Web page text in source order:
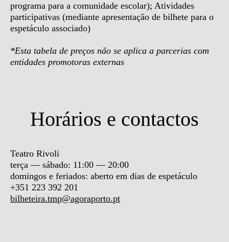
programa para a comunidade escolar); Atividades
participativas (mediante apresentação de bilhete para o
espetáculo associado)
*Esta tabela de preços não se aplica a parcerias com
entidades promotoras externas
Horários e contactos
Teatro Rivoli
terça — sábado: 11:00 — 20:00
domingos e feriados: aberto em dias de espetáculo
+351 223 392 201
bilheteira.tmp@agoraporto.pt